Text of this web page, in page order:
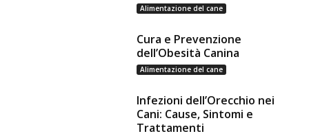
Alimentazione del cane
Cura e Prevenzione
dell’Obesità Canina
Alimentazione del cane
Infezioni dell’Orecchio nei
Cani: Cause, Sintomi e
Trattamenti